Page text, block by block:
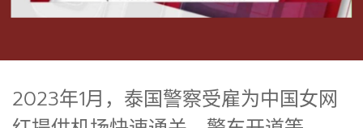
2023年1月，泰国警察受雇为中国女网